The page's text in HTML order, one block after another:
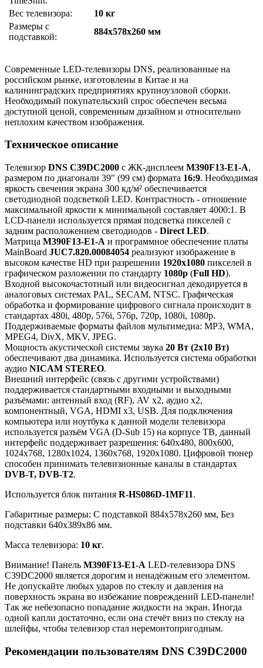
Вес телевизора:
10 кг
Размеры с
подставкой:
884x578x260 мм
Современные LED-телевизоры DNS, реализованные на
российском рынке, изготовлены в Китае и на
калининградских предприятиях крупноузловой сборки.
Необходимый покупательский спрос обеспечен весьма
доступной ценой, современным дизайном и относительно
неплохим качеством изображения.
Техническое описание
Телевизор DNS C39DC2000 с ЖК-дисплеем M390F13-E1-A,
размером по диагонали 39" (99 см) формата 16:9. Необходимая
яркость свечения экрана 300 кд/м² обеспечивается
светодиодной подсветкой LED. Контрастность - отношение
максимальной яркости к минимальной составляет 4000:1. В
LCD-панели используется прямая подсветка пикселей с
задним расположением светодиодов - Direct LED.
Матрица M390F13-E1-A и программное обеспечение платы
MainBoard JUC7.820.00084054 реализуют изображение в
высоком качестве HD при разрешении 1920x1080 пикселей в
графическом разложении по стандарту 1080p (Full HD).
Входной высокочастотный или видеосигнал декодируется в
аналоговых системах PAL, SECAM, NTSC. Графическая
обработка и формирование цифрового сигнала происходит в
стандартах 480i, 480p, 576i, 576p, 720p, 1080i, 1080p.
Поддерживаемые форматы файлов мультимедиа: MP3, WMA,
MPEG4, DivX, MKV, JPEG.
Мощность акустической системы звука 20 Вт (2x10 Вт)
обеспечивают два динамика. Используется система обработки
аудио NICAM STEREO.
Внешний интерфейс (связь с другими устройствами)
поддерживается стандартными входными и выходными
разъёмами: антенный вход (RF), AV x2, аудио x2,
компонентный, VGA, HDMI x3, USB. Для подключения
компьютера или ноутбука к данной модели телевизора
используется разъём VGA (D-Sub 15) на корпусе ТВ, данный
интерфейс поддерживает разрешения: 640x480, 800x600,
1024x768, 1280x1024, 1360x768, 1920x1080. Цифровой тюнер
способен принимать телевизионные каналы в стандартах
DVB-T, DVB-T2.
Используется блок питания R-HS086D-1MF11.
Габаритные размеры: C подставкой 884x578x260 мм, Без
подставки 640x389x86 мм.
Масса телевизора: 10 кг.
Внимание! Панель M390F13-E1-A LED-телевизора DNS
C39DC2000 является дорогим и ненадёжным его элементом.
Не допускайте любых ударов по стеклу и давления на
поверхность экрана во избежание повреждений LED-панели!
Так же небезопасно попадание жидкости на экран. Иногда
одной капли достаточно, если она стечёт вниз по стеклу на
шлейфы, чтобы телевизор стал неремонтопригодным.
Рекомендации пользователям DNS C39DC2000